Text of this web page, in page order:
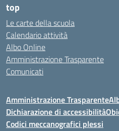
top
Le carte della scuola
Calendario attività
Albo Online
Amministrazione Trasparente
Comunicati
Amministrazione Trasparente
Dichiarazione di accessibilità
Codici meccanografici plessi